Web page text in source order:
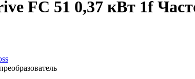
FC 51 0,37 кВт 1f